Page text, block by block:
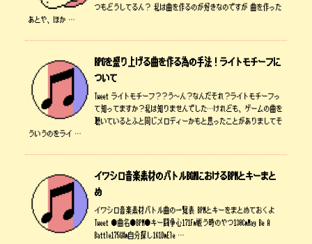
つもどうしてるん？ 私は曲を作るのが好きなのですが 曲を作った
あとや、ほか …
RPGを盛り上げる曲を作る為の手法！ライトモチーフに
ついて
Tweet ライトモチーフ？？う～ん？なんだそれ？ライトモチーフっ
て知ってますか？私は知りませんでした…けれども、ゲームの曲を
聴いているとふと同じメロディーかもと思ったことがありましてそ
ういうのをライ …
イワシロ音楽素材のバトルBGMにおけるBPMとキーまと
め
イワシロ音楽素材バトル曲の一覧表 BPMとキーをまとめておくよ
Tweet ●曲名●BPM●キー闘争心171Fm戦う時のやつ130CmMay Be A
Battle175G#m自分探し161DmEle …